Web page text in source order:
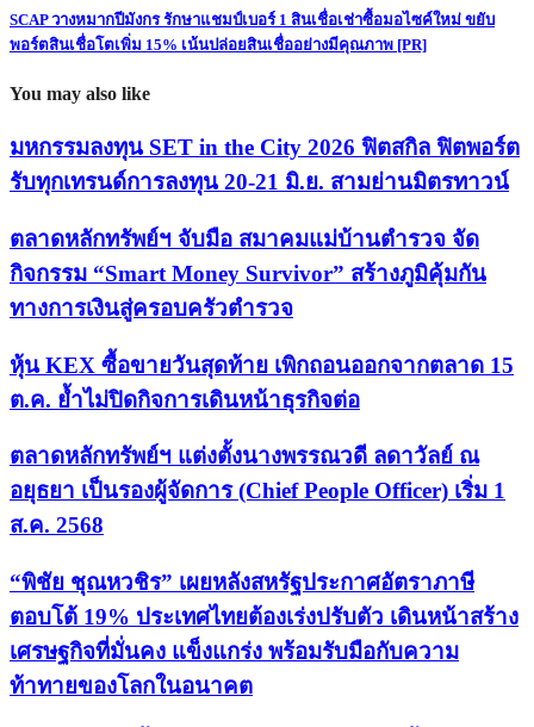
SCAP วางหมากปีมังกร รักษาแชมป์เบอร์ 1 สินเชื่อเช่าซื้อมอไซค์ใหม่ ขยับ
พอร์ตสินเชื่อโตเพิ่ม 15% เน้นปล่อยสินเชื่ออย่างมีคุณภาพ [PR]
You may also like
มหกรรมลงทุน SET in the City 2026 ฟิตสกิล ฟิตพอร์ต
รับทุกเทรนด์การลงทุน 20-21 มิ.ย. สามย่านมิตรทาวน์
ตลาดหลักทรัพย์ฯ จับมือ สมาคมแม่บ้านตำรวจ จัด
กิจกรรม “Smart Money Survivor” สร้างภูมิคุ้มกัน
ทางการเงินสู่ครอบครัวตำรวจ
หุ้น KEX ซื้อขายวันสุดท้าย เพิกถอนออกจากตลาด 15
ต.ค. ย้ำไม่ปิดกิจการเดินหน้าธุรกิจต่อ
ตลาดหลักทรัพย์ฯ แต่งตั้งนางพรรณวดี ลดาวัลย์ ณ
อยุธยา เป็นรองผู้จัดการ (Chief People Officer) เริ่ม 1
ส.ค. 2568
“พิชัย ชุณหวชิร” เผยหลังสหรัฐประกาศอัตราภาษี
ตอบโต้ 19% ประเทศไทยต้องเร่งปรับตัว เดินหน้าสร้าง
เศรษฐกิจที่มั่นคง แข็งแกร่ง พร้อมรับมือกับความ
ท้าทายของโลกในอนาคต